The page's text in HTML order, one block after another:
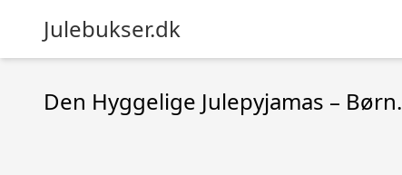
Julebukser.dk
Den Hyggelige Julepyjamas – Børn.